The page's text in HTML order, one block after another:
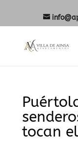
tocan